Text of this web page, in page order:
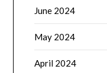
June 2024
May 2024
April 2024